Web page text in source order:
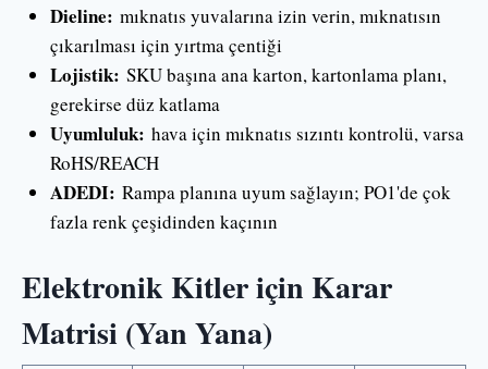
Dieline: mıknatıs yuvalarına izin verin, mıknatısın
çıkarılması için yırtma çentiği
Lojistik: SKU başına ana karton, kartonlama planı,
gerekirse düz katlama
Uyumluluk: hava için mıknatıs sızıntı kontrolü, varsa
RoHS/REACH
ADEDI: Rampa planına uyum sağlayın; PO1'de çok
fazla renk çeşidinden kaçının
Elektronik Kitler için Karar
Matrisi (Yan Yana)